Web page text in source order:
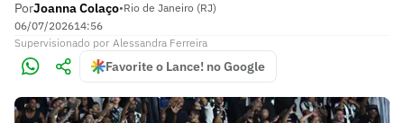
PorJoanna Colaço•Rio de Janeiro (RJ)
06/07/202614:56
Supervisionado por Alessandra Ferreira
Favorite o Lance! no Google